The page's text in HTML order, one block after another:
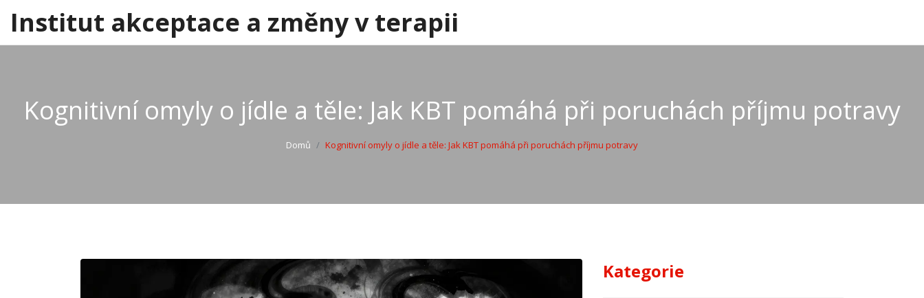
Institut akceptace a změny v terapii
Kognitivní omyly o jídle a těle: Jak KBT pomáhá při poruchách příjmu potravy
Domů Kognitivní omyly o jídle a těle: Jak KBT pomáhá při poruchách příjmu potravy
Kategorie